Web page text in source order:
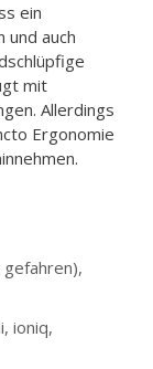
ein
auch
mit
Allerdings
Ergonomie
,
, ioniq,